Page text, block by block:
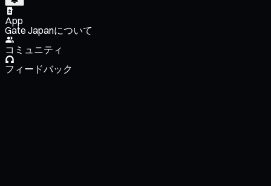
App
Gate Japanについて
コミュニティ
フィードバック